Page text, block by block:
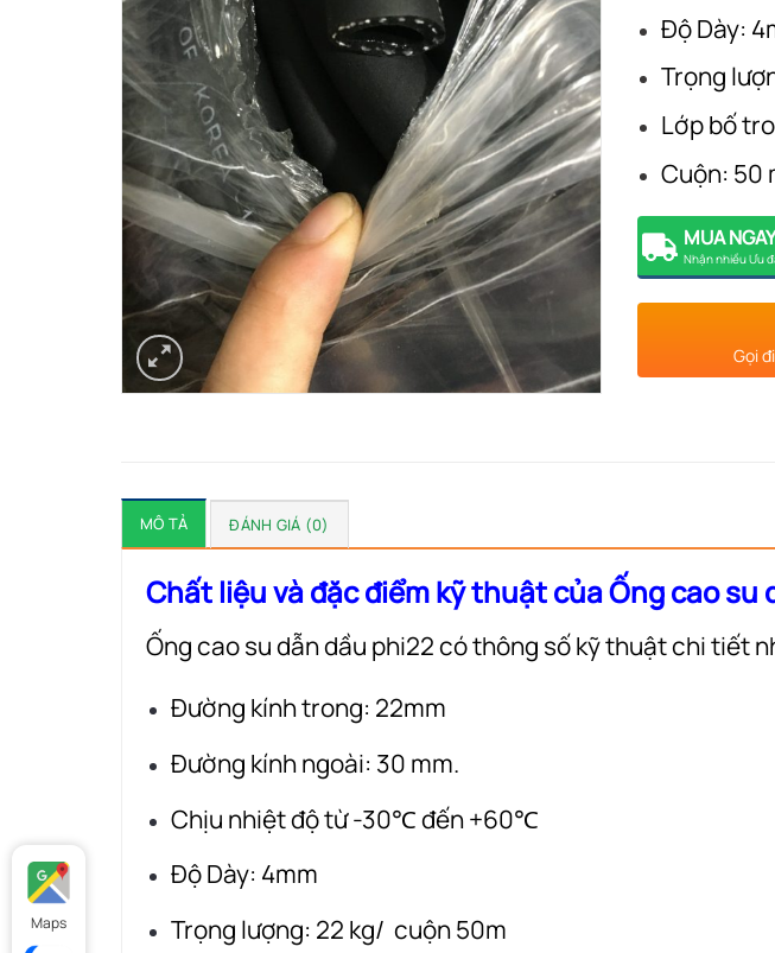
Độ Dày:
Trọng
Lớp bố
Cuộn: 50
MUA NGAY
Nhận nhiều Ưu
Gọi
MÔ TẢ ĐÁNH GIÁ (0)
Chất liệu và đặc điểm kỹ thuật của Ống cao su
Ống cao su dẫn dầu phi22 có thông số kỹ thuật chi tiết
Đường kính trong: 22mm
Đường kính ngoài: 30 mm.
Chịu nhiệt độ từ -30℃ đến +60℃
Độ Dày: 4mm
Trọng lượng: 22 kg/ cuộn 50m
Maps